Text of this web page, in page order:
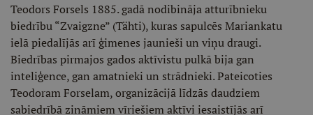
Teodors Forsels 1885. gadā nodibināja atturībnieku
biedrību “Zvaigzne” (Tähti), kuras sapulcēs Mariankatu
ielā piedalījās arī ģimenes jaunieši un viņu draugi.
Biedrības pirmajos gados aktīvistu pulkā bija gan
inteliģence, gan amatnieki un strādnieki. Pateicoties
Teodoram Forselam, organizācijā līdzās daudziem
sabiedrībā zināmiem vīriešiem aktīvi iesaistījās arī